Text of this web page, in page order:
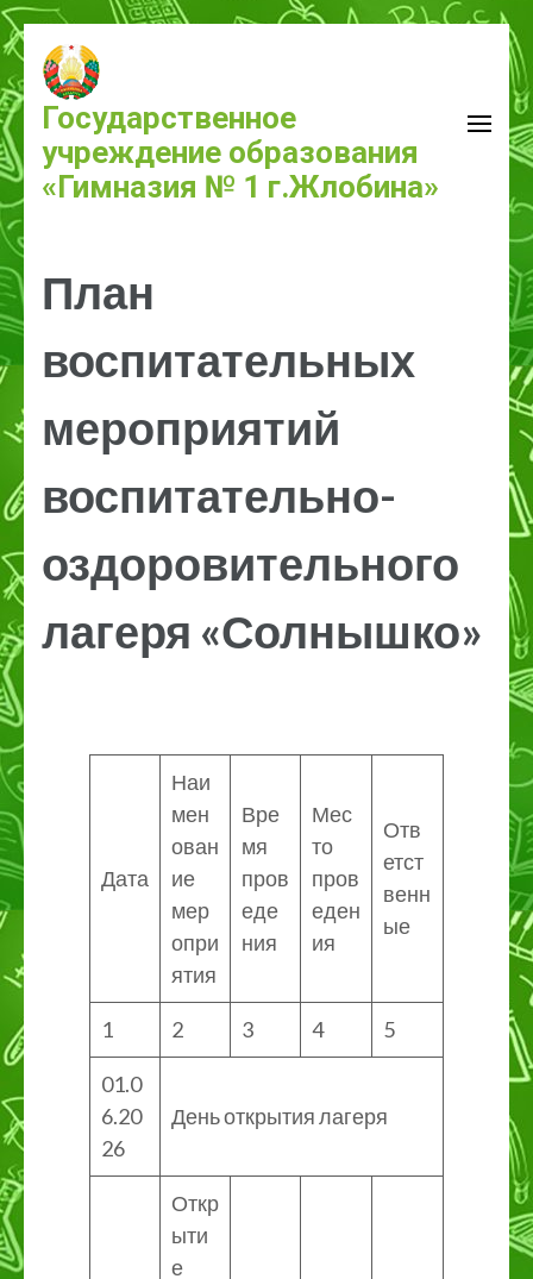
Государственное
учреждение образования
«Гимназия № 1 г.Жлобина»
План
воспитательных
мероприятий
воспитательно-
оздоровительного
лагеря «Солнышко»
Дата
Наи
мен
ован
ие
мер
опри
ятия
Вре
мя
пров
еде
ния
Мес
то
пров
еден
ия
Отв
етст
венн
ые
1 2 3 4 5
01.0
6.20
26
День открытия лагеря
Откр
ыти
е